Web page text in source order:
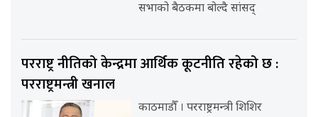
सभाको बैठकमा बोल्दै सांसद्
परराष्ट्र नीतिको केन्द्रमा आर्थिक कूटनीति रहेको छ :
परराष्ट्रमन्त्री खनाल
काठमाडौँ । परराष्ट्रमन्त्री शिशिर